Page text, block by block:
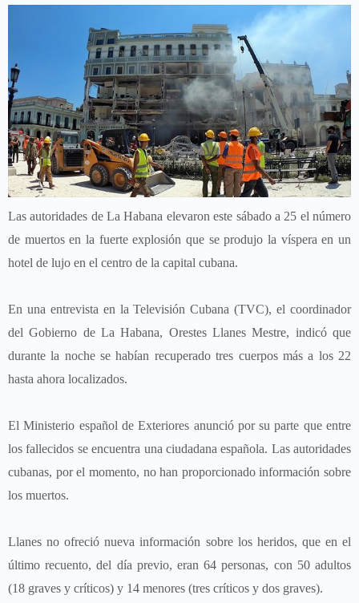
Las autoridades de La Habana elevaron este sábado a 25 el número
de muertos en la fuerte explosión que se produjo la víspera en un
hotel de lujo en el centro de la capital cubana.
En una entrevista en la Televisión Cubana (TVC), el coordinador
del Gobierno de La Habana, Orestes Llanes Mestre, indicó que
durante la noche se habían recuperado tres cuerpos más a los 22
hasta ahora localizados.
El Ministerio español de Exteriores anunció por su parte que entre
los fallecidos se encuentra una ciudadana española. Las autoridades
cubanas, por el momento, no han proporcionado información sobre
los muertos.
Llanes no ofreció nueva información sobre los heridos, que en el
último recuento, del día previo, eran 64 personas, con 50 adultos
(18 graves y críticos) y 14 menores (tres críticos y dos graves).